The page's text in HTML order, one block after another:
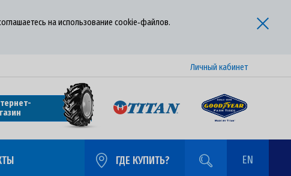
на использование cookie‑файлов.
Личный кабинет
ГДЕ КУПИТЬ? EN